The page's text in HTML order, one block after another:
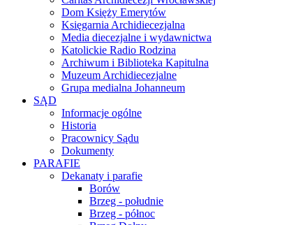
Dom Księży Emerytów
Księgarnia Archidiecezjalna
Media diecezjalne i wydawnictwa
Katolickie Radio Rodzina
Archiwum i Biblioteka Kapitulna
Muzeum Archidiecezjalne
Grupa medialna Johanneum
SĄD
Informacje ogólne
Historia
Pracownicy Sądu
Dokumenty
PARAFIE
Dekanaty i parafie
Borów
Brzeg - południe
Brzeg - północ